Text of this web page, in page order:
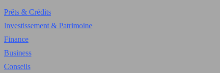
Prêts & Crédits
Investissement & Patrimoine
Finance
Business
Conseils